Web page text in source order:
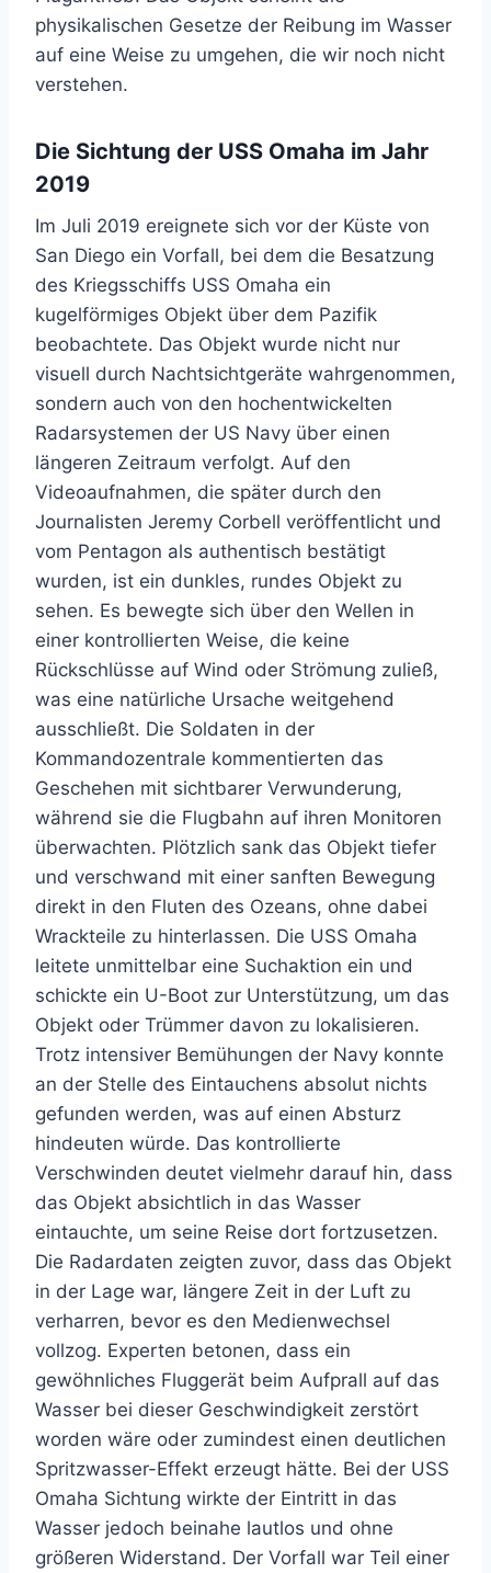
physikalischen Gesetze der Reibung im Wasser
auf eine Weise zu umgehen, die wir noch nicht
verstehen.
Die Sichtung der USS Omaha im Jahr
2019
Im Juli 2019 ereignete sich vor der Küste von
San Diego ein Vorfall, bei dem die Besatzung
des Kriegsschiffs USS Omaha ein
kugelförmiges Objekt über dem Pazifik
beobachtete. Das Objekt wurde nicht nur
visuell durch Nachtsichtgeräte wahrgenommen,
sondern auch von den hochentwickelten
Radarsystemen der US Navy über einen
längeren Zeitraum verfolgt. Auf den
Videoaufnahmen, die später durch den
Journalisten Jeremy Corbell veröffentlicht und
vom Pentagon als authentisch bestätigt
wurden, ist ein dunkles, rundes Objekt zu
sehen. Es bewegte sich über den Wellen in
einer kontrollierten Weise, die keine
Rückschlüsse auf Wind oder Strömung zuließ,
was eine natürliche Ursache weitgehend
ausschließt. Die Soldaten in der
Kommandozentrale kommentierten das
Geschehen mit sichtbarer Verwunderung,
während sie die Flugbahn auf ihren Monitoren
überwachten. Plötzlich sank das Objekt tiefer
und verschwand mit einer sanften Bewegung
direkt in den Fluten des Ozeans, ohne dabei
Wrackteile zu hinterlassen. Die USS Omaha
leitete unmittelbar eine Suchaktion ein und
schickte ein U-Boot zur Unterstützung, um das
Objekt oder Trümmer davon zu lokalisieren.
Trotz intensiver Bemühungen der Navy konnte
an der Stelle des Eintauchens absolut nichts
gefunden werden, was auf einen Absturz
hindeuten würde. Das kontrollierte
Verschwinden deutet vielmehr darauf hin, dass
das Objekt absichtlich in das Wasser
eintauchte, um seine Reise dort fortzusetzen.
Die Radardaten zeigten zuvor, dass das Objekt
in der Lage war, längere Zeit in der Luft zu
verharren, bevor es den Medienwechsel
vollzog. Experten betonen, dass ein
gewöhnliches Fluggerät beim Aufprall auf das
Wasser bei dieser Geschwindigkeit zerstört
worden wäre oder zumindest einen deutlichen
Spritzwasser-Effekt erzeugt hätte. Bei der USS
Omaha Sichtung wirkte der Eintritt in das
Wasser jedoch beinahe lautlos und ohne
größeren Widerstand. Der Vorfall war Teil einer